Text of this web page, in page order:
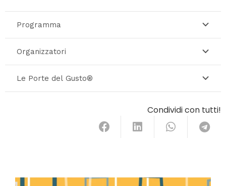
Programma
Organizzatori
Le Porte del Gusto®
Condividi con tutti!